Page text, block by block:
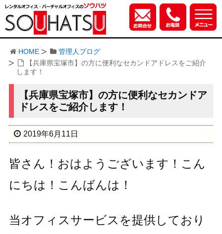
HOME
管理人ブログ
【兵庫県宝塚市】の方に便利なセカンドアドレスをご紹介
します！
【兵庫県宝塚市】の方に便利なセカンドア
ドレスをご紹介します！
2019年6月11日
皆さん！おはようございます！こん
にちは！こんばんは！
当オフィスサービスを提供しており